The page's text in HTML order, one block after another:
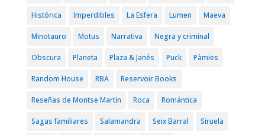
Histórica Imperdibles La Esfera Lumen Maeva
Minotauro Motus Narrativa Negra y criminal
Obscura Planeta Plaza & Janés Puck Pàmies
Random House RBA Reservoir Books
Reseñas de Montse Martín Roca Romántica
Sagas familiares Salamandra Seix Barral Siruela